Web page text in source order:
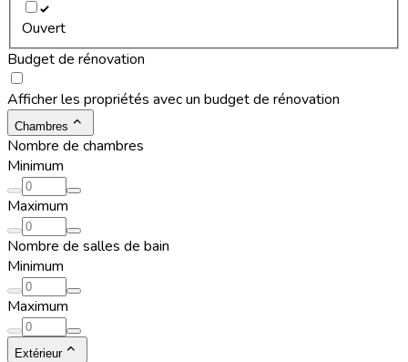
Ouvert
Budget de rénovation
Afficher les propriétés avec un budget de rénovation
Chambres
Nombre de chambres
Minimum
Maximum
Nombre de salles de bain
Minimum
Maximum
Extérieur